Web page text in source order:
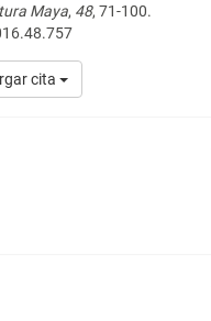
Maya, 48, 71-100.
cita